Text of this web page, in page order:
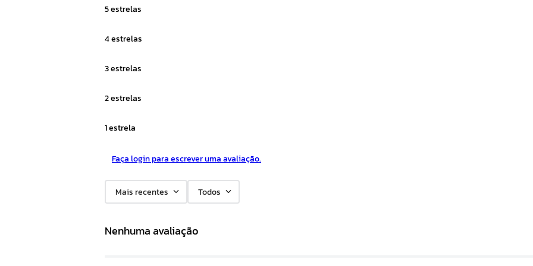
5 estrelas
4 estrelas
3 estrelas
2 estrelas
1 estrela
Faça login para escrever uma avaliação.
Mais recentes Todos
Nenhuma avaliação